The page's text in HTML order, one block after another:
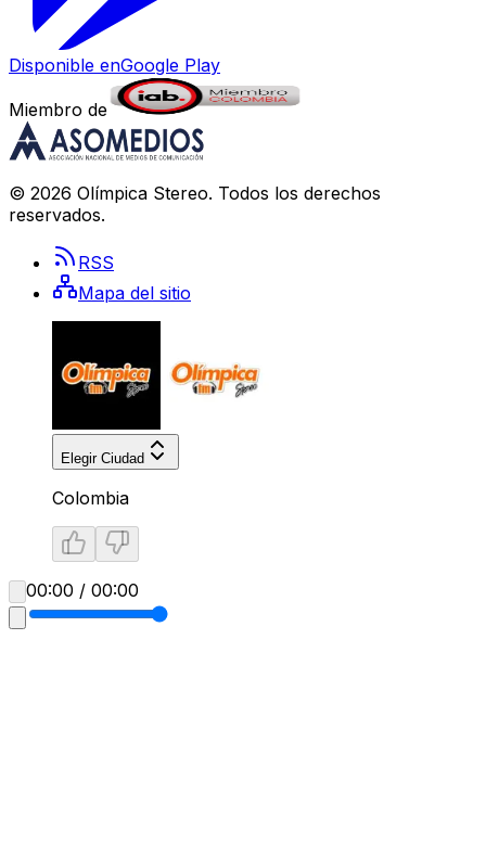
Disponible enGoogle Play
Miembro de
© 2026 Olímpica Stereo. Todos los derechos
reservados.
RSS
Mapa del sitio
Elegir Ciudad
Colombia
00:00 / 00:00